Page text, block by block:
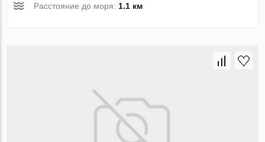
Расстояние до моря: 1.1 км